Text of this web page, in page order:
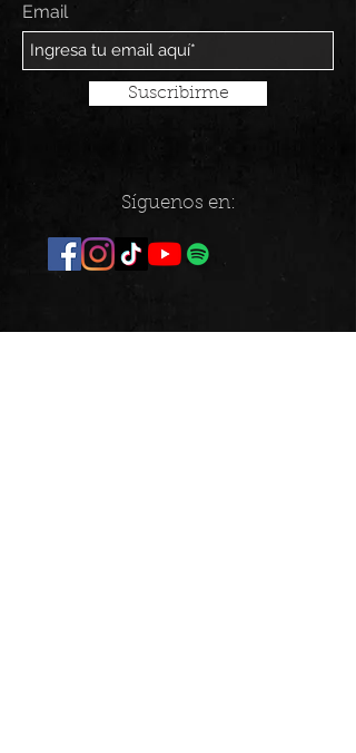
Email
Suscribirme
Síguenos en: